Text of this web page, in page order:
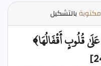
بالتشكيل
قُلُوبٍ أَقْفَالُهَا﴾